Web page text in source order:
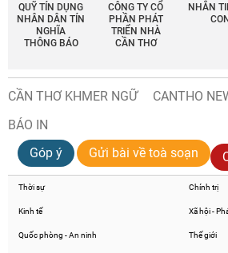
QUỸ TÍN DỤNG
NHÂN DÂN TÍN
NGHĨA
THÔNG BÁO
CÔNG TY CỔ
PHẦN PHÁT
TRIỂN NHÀ
CẦN THƠ
NHẮN
CẦN THƠ KHMER NGỮ CANTHO
BÁO IN
Góp ý
Gửi bài về toà soạn
Thời sự Chính trị
Kinh tế Xã hội -
Quốc phòng - An ninh Thế giới